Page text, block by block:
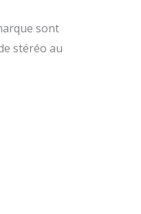
sont
stéréo au